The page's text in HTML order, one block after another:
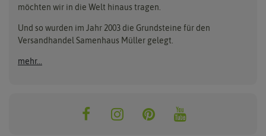
Folien, Vliese und Netze
Gartengeräte
Nützlinge & Nisthilfen
Saatgut für Werbezwecke
Samen-Sets
Gemüsesamen
Exotische Samen
Rasensamen
Clever Pots
Dürr-Samen
Greenline
Grüne Oase
ReNatura Vogelwelt
möchten wir in die Welt hinaus tragen.
Und so wurden im Jahr 2003 die Grundsteine für den
Versandhandel Samenhaus Müller gelegt.
mehr...